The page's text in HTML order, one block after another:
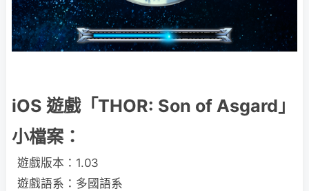
iOS 遊戲「THOR: Son of Asgard」
小檔案：
遊戲版本：1.03
遊戲語系：多國語系